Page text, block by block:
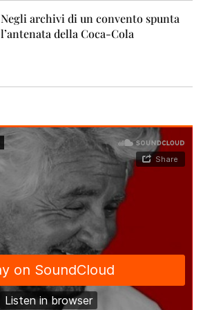
Negli archivi di un convento spunta
l’antenata della Coca-Cola